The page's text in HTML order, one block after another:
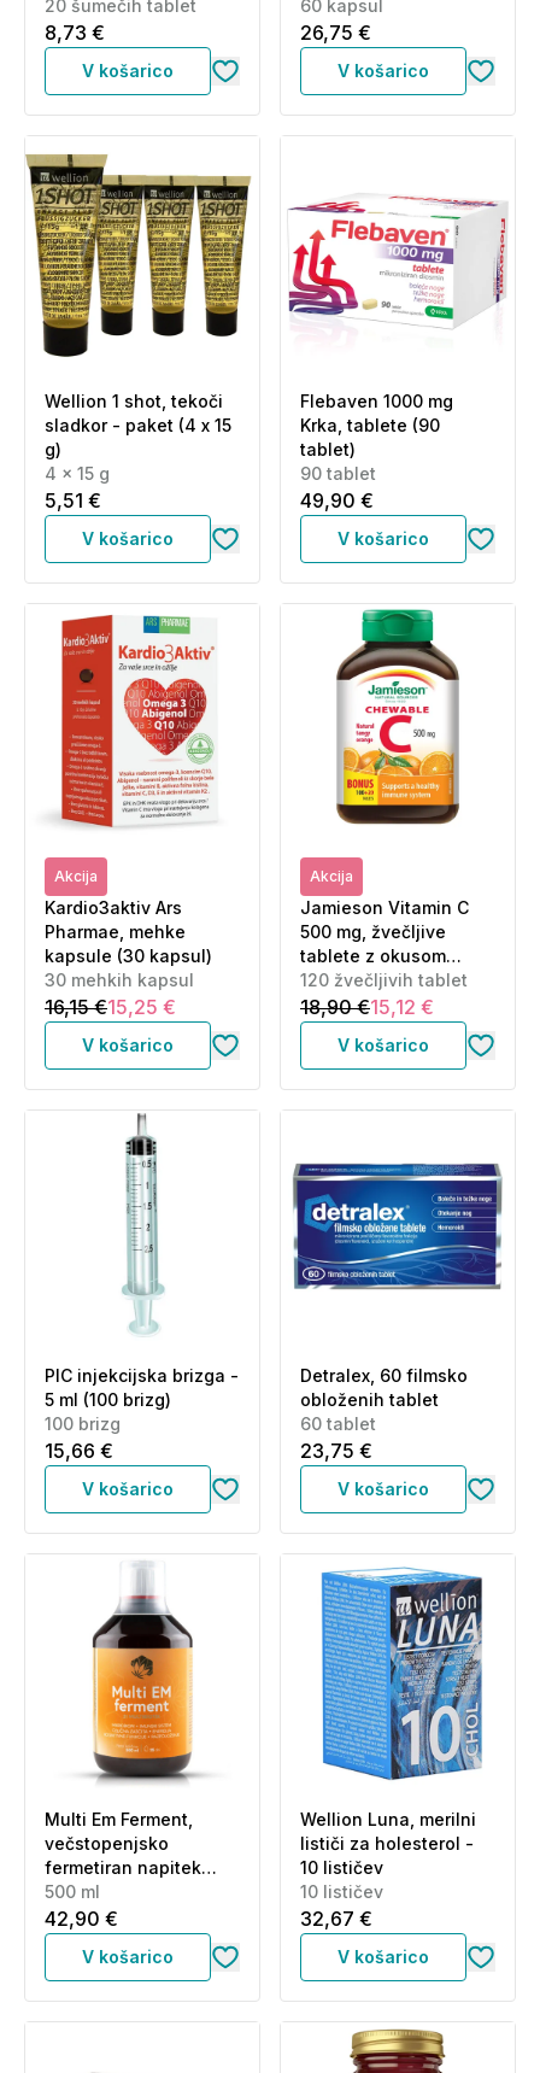
20 šumečih tablet
8,73 €
V košarico
60 kapsul
26,75 €
V košarico
Wellion 1 shot, tekoči
sladkor - paket (4 x 15
g)
4 x 15 g
5,51 €
V košarico
Flebaven 1000 mg
Krka, tablete (90
tablet)
90 tablet
49,90 €
V košarico
Akcija
Kardio3aktiv Ars
Pharmae, mehke
kapsule (30 kapsul)
30 mehkih kapsul
16,15 €15,25 €
V košarico
Akcija
Jamieson Vitamin C
500 mg, žvečljive
tablete z okusom
pomaranče (120 tablet)
120 žvečljivih tablet
18,90 €15,12 €
V košarico
PIC injekcijska brizga -
5 ml (100 brizg)
100 brizg
15,66 €
V košarico
Detralex, 60 filmsko
obloženih tablet
60 tablet
23,75 €
V košarico
Multi Em Ferment,
večstopenjsko
fermetiran napitek
(500 ml)
500 ml
42,90 €
V košarico
Wellion Luna, merilni
lističi za holesterol -
10 lističev
10 lističev
32,67 €
V košarico